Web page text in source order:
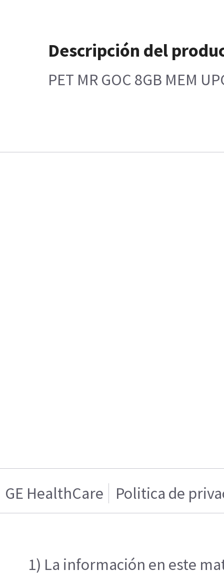
Descripción del
PET MR GOC 8GB MEM
GE HealthCare Politica de
1) La información en este